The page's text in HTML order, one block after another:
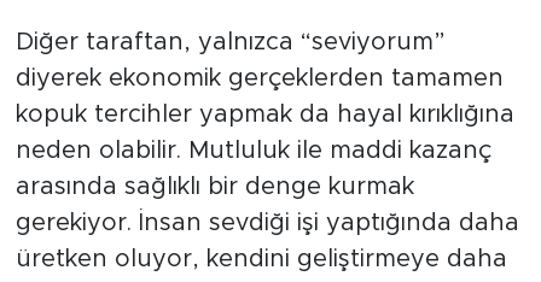
Diğer taraftan, yalnızca “seviyorum”
diyerek ekonomik gerçeklerden tamamen
kopuk tercihler yapmak da hayal kırıklığına
neden olabilir. Mutluluk ile maddi kazanç
arasında sağlıklı bir denge kurmak
gerekiyor. İnsan sevdiği işi yaptığında daha
üretken oluyor, kendini geliştirmeye daha